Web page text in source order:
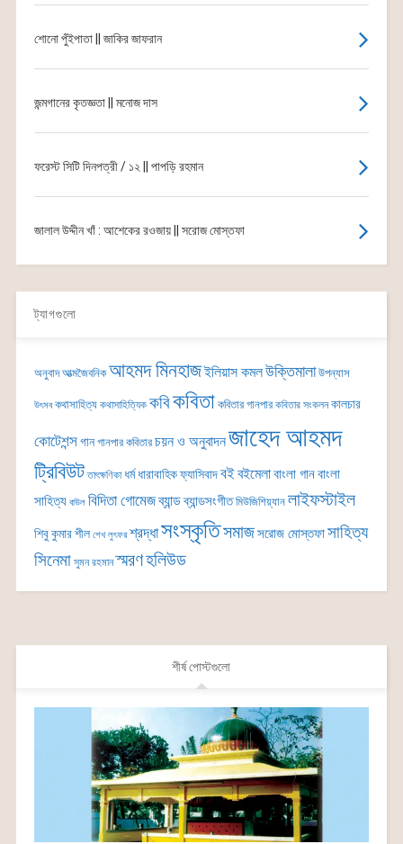
শোনো পুঁইপাতা || জাকির জাফরান
জন্মগানের কৃতজ্ঞতা || মনোজ দাস
ফরেস্ট সিটি দিনপত্রী / ১২ || পাপড়ি রহমান
জালাল উদ্দীন খাঁ : আশেকের রওজায় || সরোজ মোস্তফা
ট্যাগগুলো
অনুবাদ আত্মজৈবনিক আহমদ মিনহাজইলিয়াস কমলউক্তিমালা উপন্যাস
উৎসব কথাসাহিত্য কথাসাহিত্যিক কবিকবিতা কবিতার গানপার কবিতার সংকলন কালচার
কোটেশন্সগান গানপার কবিতার চয়ন ও অনুবাদনজাহেদ আহমদ
ট্রিবিউট তাৎক্ষণিকা ধর্ম ধারাবাহিকফ্যাসিবাদবইবইমেলাবাংলা গানবাংলা
সাহিত্য বাউল বিদিতা গোমেজব্যান্ডব্যান্ডসংগীত মিউজিশিয়্যান লাইফস্টাইল
শিবু কুমার শীল শেখ লুৎফর শ্রদ্ধাসংস্কৃতিসমাজসরোজ মোস্তফাসাহিত্য
সিনেমা সুমন রহমান স্মরণহলিউড
শীর্ষ পোস্টগুলো